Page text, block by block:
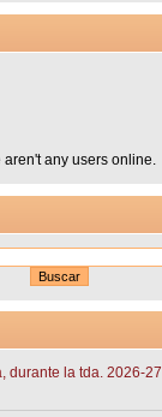
aren't any users online.
durante la tda. 2026-27